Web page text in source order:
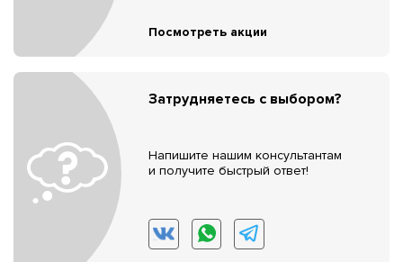
Посмотреть акции
Затрудняетесь с выбором?
Напишите нашим консультантам
и получите быстрый ответ!